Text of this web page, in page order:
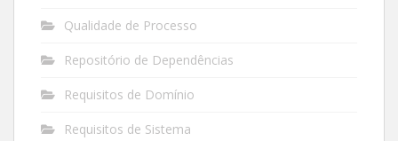
Qualidade de Processo
Repositório de Dependências
Requisitos de Domínio
Requisitos de Sistema